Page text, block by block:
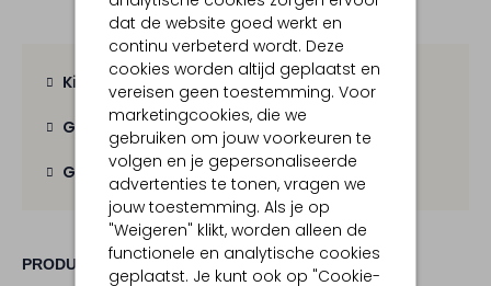
dat de website goed werkt en
continu verbeterd wordt. Deze
cookies worden altijd geplaatst en
vereisen geen toestemming. Voor
marketingcookies, die we
gebruiken om jouw voorkeuren te
volgen en je gepersonaliseerde
advertenties te tonen, vragen we
jouw toestemming. Als je op
"Weigeren" klikt, worden alleen de
functionele en analytische cookies
geplaatst. Je kunt ook op "Cookie-
Kies zelf je bezorgmoment
Gratis verzending vanaf € 100,-
Gratis retourbinnen 30 dagen
PRODUCT INFORMATIE